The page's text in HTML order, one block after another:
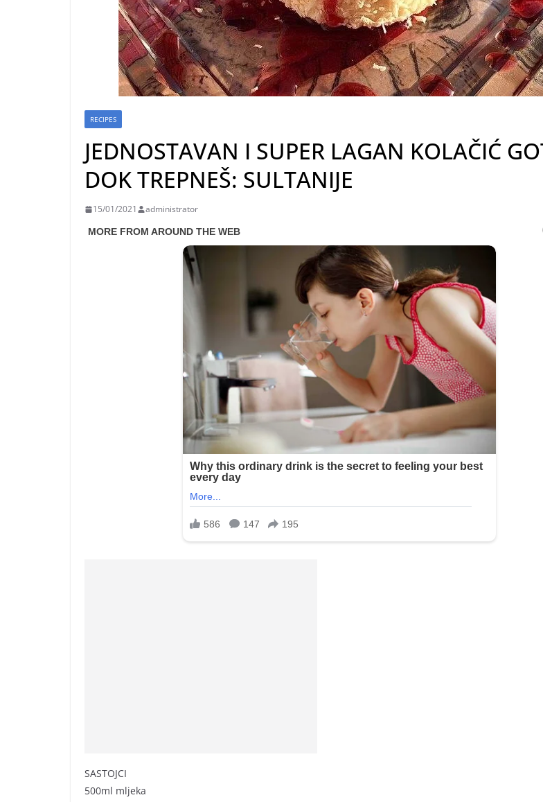
RECIPES
JEDNOSTAVAN I SUPER LAGAN KOLAČIĆ
DOK TREPNEŠ: SULTANIJE
15/01/2021 administrator
SASTOJCI
500ml mljeka